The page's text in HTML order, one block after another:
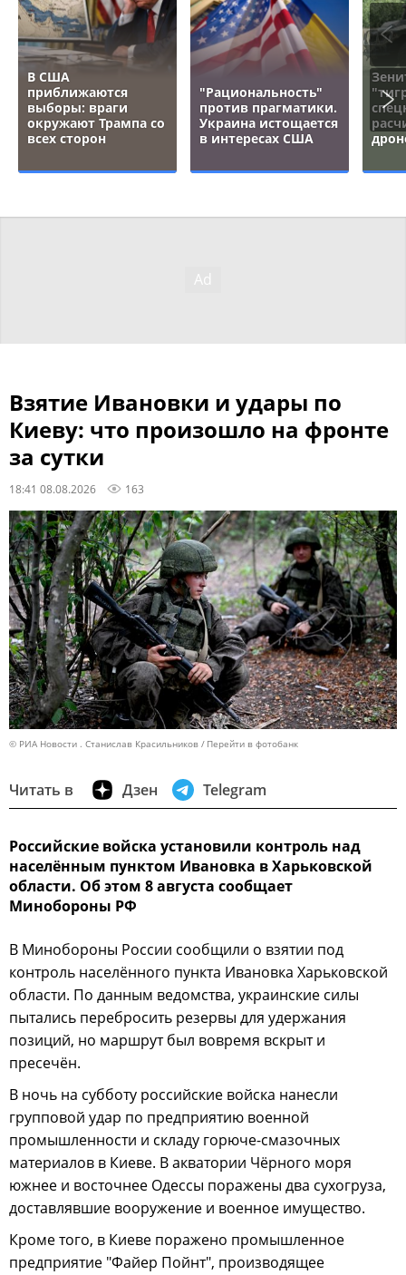
В США
приближаются
выборы: враги
окружают Трампа со
всех сторон
"Рациональность"
против прагматики.
Украина истощается
в интересах США
Взятие Ивановки и удары по
Киеву: что произошло на фронте
за сутки
18:41 08.08.2026 163
© РИА Новости . Станислав Красильников Перейти в фотобанк
Читать в Дзен Telegram
Российские войска установили контроль над
населённым пунктом Ивановка в Харьковской
области. Об этом 8 августа сообщает
Минобороны РФ
В Минобороны России сообщили о взятии под
контроль населённого пункта Ивановка Харьковской
области. По данным ведомства, украинские силы
пытались перебросить резервы для удержания
позиций, но маршрут был вовремя вскрыт и
пресечён.
В ночь на субботу российские войска нанесли
групповой удар по предприятию военной
промышленности и складу горюче-смазочных
материалов в Киеве. В акватории Чёрного моря
южнее и восточнее Одессы поражены два сухогруза,
доставлявшие вооружение и военное имущество.
Кроме того, в Киеве поражено промышленное
предприятие "Файер Пойнт", производящее